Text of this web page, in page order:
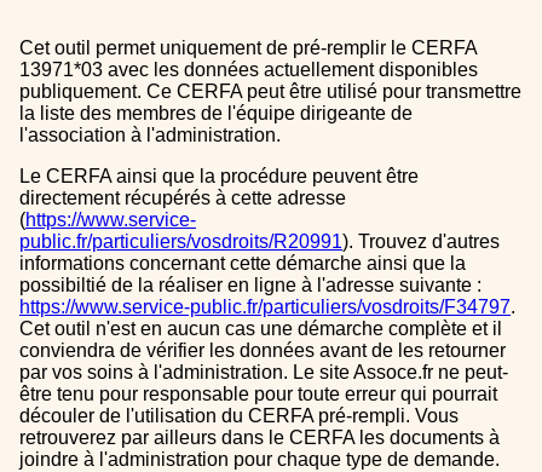
Cet outil permet uniquement de pré-remplir le CERFA
13971*03 avec les données actuellement disponibles
publiquement. Ce CERFA peut être utilisé pour transmettre
la liste des membres de l'équipe dirigeante de
l'association à l'administration.
Le CERFA ainsi que la procédure peuvent être
directement récupérés à cette adresse
(https://www.service-
public.fr/particuliers/vosdroits/R20991). Trouvez d'autres
informations concernant cette démarche ainsi que la
possibiltié de la réaliser en ligne à l'adresse suivante :
https://www.service-public.fr/particuliers/vosdroits/F34797.
Cet outil n'est en aucun cas une démarche complète et il
conviendra de vérifier les données avant de les retourner
par vos soins à l'administration. Le site Assoce.fr ne peut-
être tenu pour responsable pour toute erreur qui pourrait
découler de l'utilisation du CERFA pré-rempli. Vous
retrouverez par ailleurs dans le CERFA les documents à
joindre à l'administration pour chaque type de demande.